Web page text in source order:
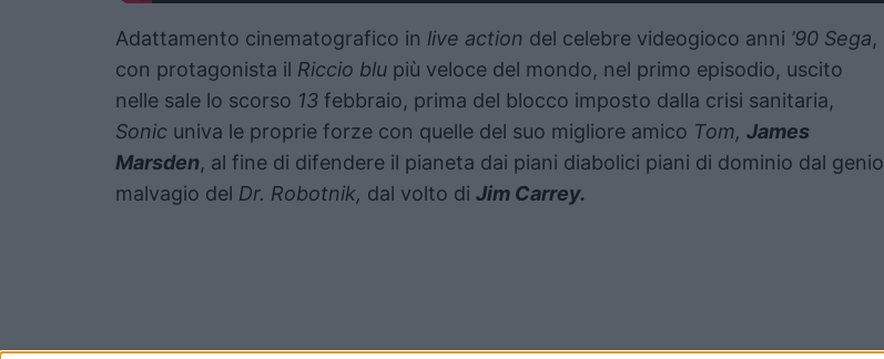
Adattamento cinematografico in live action del celebre videogioco anni ’90 Sega,
con protagonista il Riccio blu più veloce del mondo, nel primo episodio, uscito
nelle sale lo scorso 13 febbraio, prima del blocco imposto dalla crisi sanitaria,
Sonic univa le proprie forze con quelle del suo migliore amico Tom, James
Marsden, al fine di difendere il pianeta dai piani diabolici piani di dominio dal genio
malvagio del Dr. Robotnik, dal volto di Jim Carrey.